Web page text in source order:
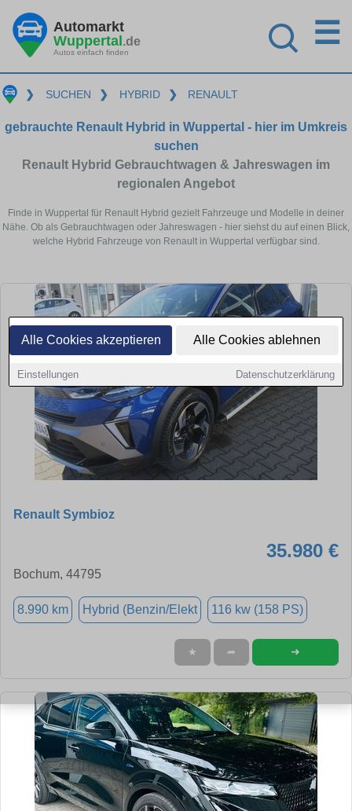
Alle Cookies akzeptieren Alle Cookies ablehnen
Einstellungen Datenschutzerklärung
Automarkt
Wuppertal.de
Autos einfach finden
☰
❯ SUCHEN ❯ HYBRID ❯ RENAULT
gebrauchte Renault Hybrid in Wuppertal - hier im Umkreis
suchen
Renault Hybrid Gebrauchtwagen & Jahreswagen im
regionalen Angebot
Finde in Wuppertal für Renault Hybrid gezielt Fahrzeuge und Modelle in deiner
Nähe. Ob als Gebrauchtwagen oder Jahreswagen - hier siehst du auf einen Blick,
welche Hybrid Fahrzeuge von Renault in Wuppertal verfügbar sind.
Renault Symbioz
35.980 €
Bochum, 44795
8.990 km Hybrid (Benzin/Elekt 116 kw (158 PS)
★ ➦ ➜